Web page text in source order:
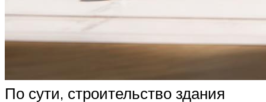
По сути, строительство здания